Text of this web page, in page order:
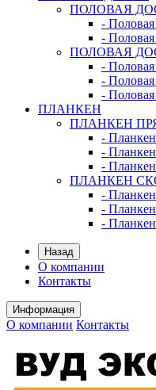
ПОЛОВАЯ
-
-
ПОЛОВАЯ
-
-
-
ПЛАНКЕН
ПЛАНКЕН
-
-
-
ПЛАНКЕН
-
-
-
Назад
О компании
Контакты
Информация
О компании Контакты